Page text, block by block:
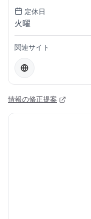
定休日
火曜
関連サイト
情報の修正提案